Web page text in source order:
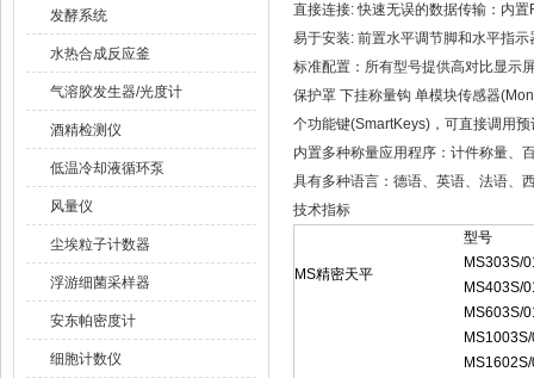
发酵系统
水热合成反应釜
气溶胶发生器/光度计
酒精检测仪
低温冷却液循环泵
风量仪
尘埃粒子计数器
浮游细菌采样器
安东帕密度计
细胞计数仪
直接连接: 快速无误的数据传输：内
易于安装: 前置水平调节脚和水平指
标准配置：所有型号提供高对比显示
保护罩 下挂称量钩 单模块传感器
个功能键(SmartKeys)，可直接调用
内置多种称量应用程序：计件称量、
具有多种语言：德语、英语、法语、
技术指标
MS精密天平
型号
MS303S/
MS403S/
MS603S/